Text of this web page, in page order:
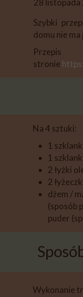
28 listopada
Szybki
domu nie ma
stronie
Na 4 sztuki:
1
1
2 łyżki
2
dżem /
(sposób
puder
Wykonanie